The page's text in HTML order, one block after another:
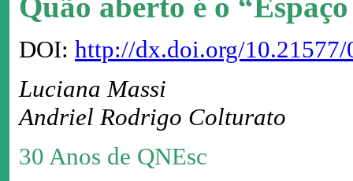
Quão aberto é o
DOI: http://dx.doi.org/
Luciana Massi
Andriel Rodrigo Colturato
30 Anos de QNEsc